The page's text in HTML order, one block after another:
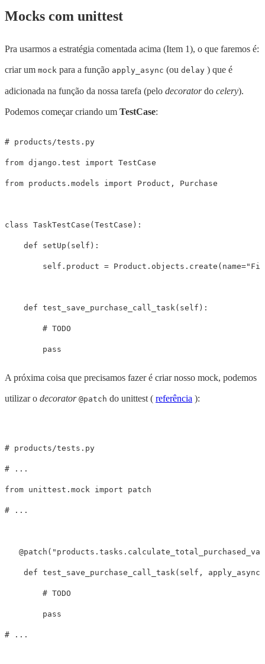
Mocks com unittest
Pra usarmos a estratégia comentada acima (Item 1), o que faremos é:
criar um mock para a função apply_async (ou delay ) que é
adicionada na função da nossa tarefa (pelo decoratordo celery).
Podemos começar criando um TestCase:
from django.test import TestCase
from products.models import Product , Purchase
class TaskTestCase ( TestCase ):
def setUp ( self ):
self . product = Product . objects . create ( name=
def test_save_purchase_call_task( self ):
pass
A próxima coisa que precisamos fazer é criar nosso mock, podemos
utilizar o decorator @patch do unittest ( referência ):
# products/tests.py
from unittest.mock import patch
@patch (
def test_save_purchase_call_task( self ,
pass